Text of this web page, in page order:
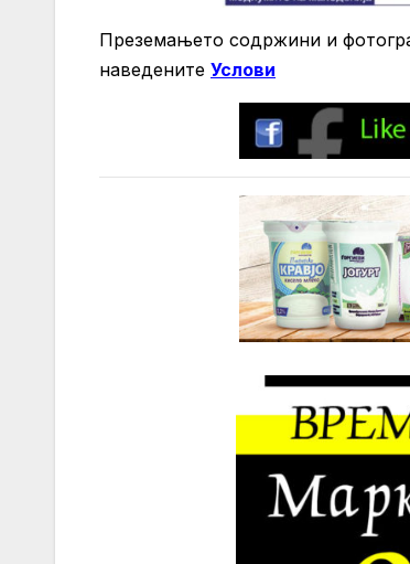
Преземањето содржини и
нaведените Услови